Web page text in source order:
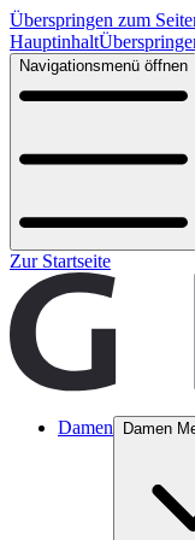
Überspringen zum
Hauptinhalt
Navigationsmenü öffnen
Zur Startseite
Damen Damen